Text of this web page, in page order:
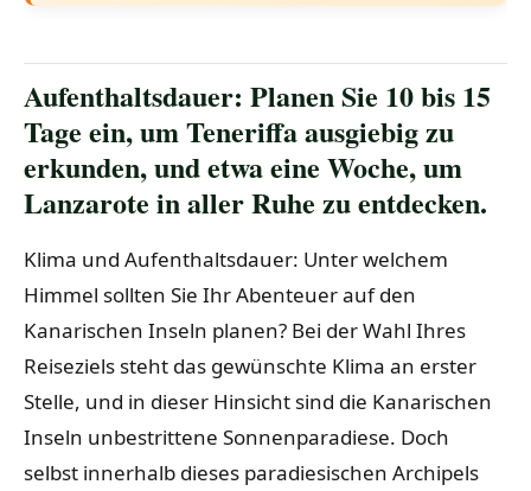
Aufenthaltsdauer: Planen Sie 10 bis 15
Tage ein, um Teneriffa ausgiebig zu
erkunden, und etwa eine Woche, um
Lanzarote in aller Ruhe zu entdecken.
Klima und Aufenthaltsdauer: Unter welchem ​​
Himmel sollten Sie Ihr Abenteuer auf den
Kanarischen Inseln planen? Bei der Wahl Ihres
Reiseziels steht das gewünschte Klima an erster
Stelle, und in dieser Hinsicht sind die Kanarischen
Inseln unbestrittene Sonnenparadiese. Doch
selbst innerhalb dieses paradiesischen Archipels